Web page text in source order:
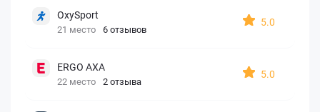
OxySport
21 место 6 отзывов
5.0
ERGO AXA
22 место 2 отзыва
5.0